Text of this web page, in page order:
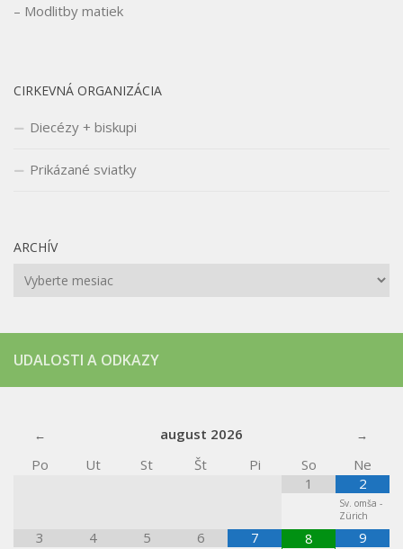
– Modlitby matiek
CIRKEVNÁ ORGANIZÁCIA
Diecézy + biskupi
Prikázané sviatky
ARCHÍV
Archív
UDALOSTI A ODKAZY
august 2026
Po
Ut St Št Pi So
Ne
1
2
Sv. omša -
Zürich
3 4 5 6 7 8 9